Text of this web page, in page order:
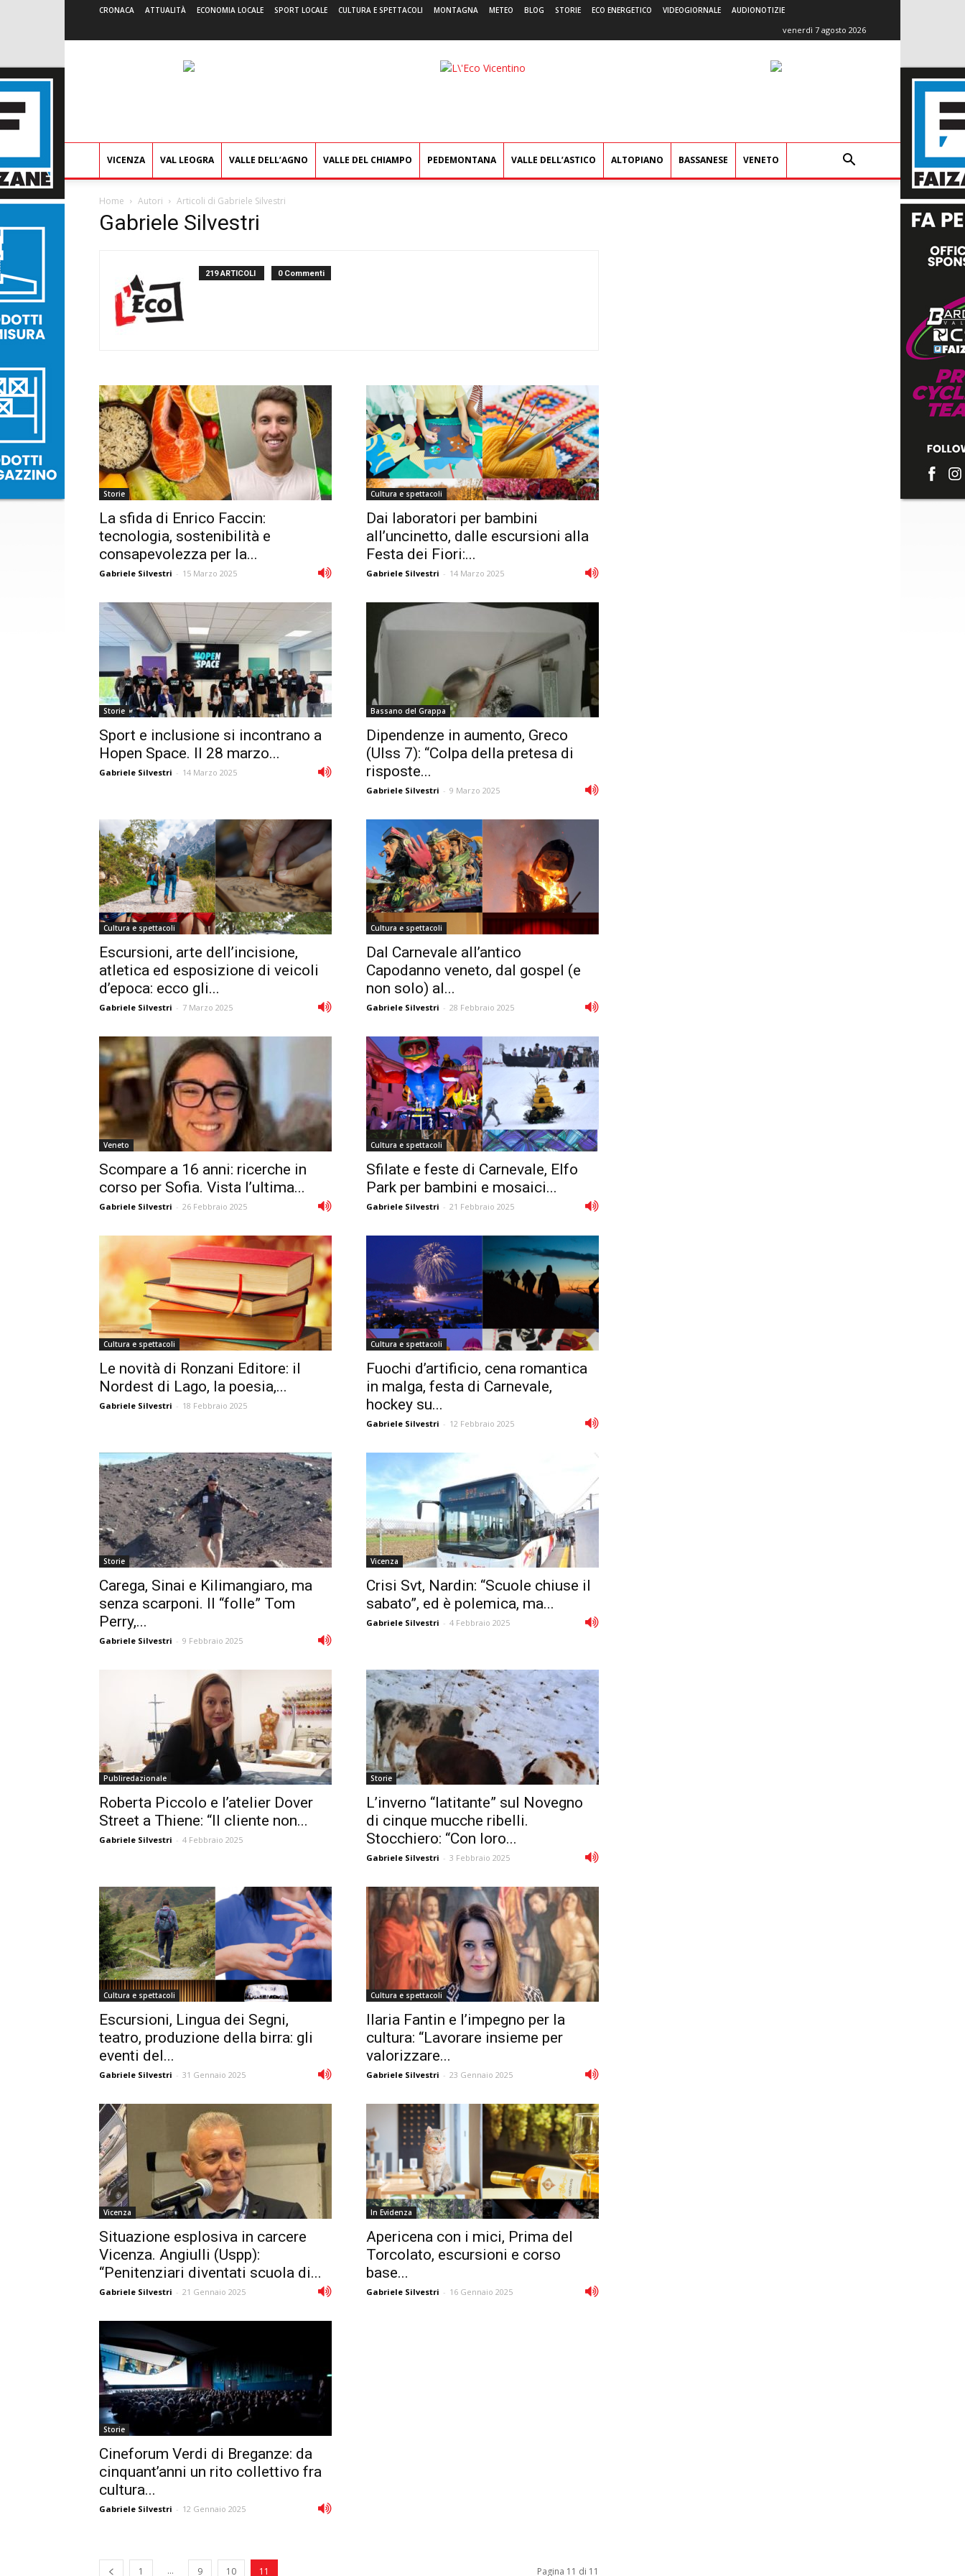
CRONACA ATTUALITÀ ECONOMIA LOCALE SPORT LOCALE CULTURA E SPETTACOLI MONTAGNA METEO BLOG STORIE ECO ENERGETICO VIDEOGIORNALE AUDIONOTIZIE
venerdì 7 agosto 2026
L'Eco
VICENZA VAL LEOGRA VALLE DELL’AGNO VALLE DEL CHIAMPO PEDEMONTANA VALLE DELL’ASTICO ALTOPIANO BASSANESE VENETO
Home Autori Articoli di Gabriele Silvestri
Gabriele Silvestri
219 ARTICOLI 0 Commenti
Storie
La sfida di Enrico Faccin:
tecnologia, sostenibilità e
consapevolezza per la...
Gabriele Silvestri - 15 Marzo 2025
Cultura e spettacoli
Dai laboratori per bambini
all’uncinetto, dalle escursioni alla
Festa dei Fiori:...
Gabriele Silvestri - 14 Marzo 2025
Storie
Sport e inclusione si incontrano a
Hopen Space. Il 28 marzo...
Gabriele Silvestri - 14 Marzo 2025
Bassano del Grappa
Dipendenze in aumento, Greco
(Ulss 7): “Colpa della pretesa di
risposte...
Gabriele Silvestri - 9 Marzo 2025
Cultura e spettacoli
Escursioni, arte dell’incisione,
atletica ed esposizione di veicoli
d’epoca: ecco gli...
Gabriele Silvestri - 7 Marzo 2025
Cultura e spettacoli
Dal Carnevale all’antico
Capodanno veneto, dal gospel (e
non solo) al...
Gabriele Silvestri - 28 Febbraio 2025
Veneto
Scompare a 16 anni: ricerche in
corso per Sofia. Vista l’ultima...
Gabriele Silvestri - 26 Febbraio 2025
Cultura e spettacoli
Sfilate e feste di Carnevale, Elfo
Park per bambini e mosaici...
Gabriele Silvestri - 21 Febbraio 2025
Cultura e spettacoli
Le novità di Ronzani Editore: il
Nordest di Lago, la poesia,...
Gabriele Silvestri - 18 Febbraio 2025
Cultura e spettacoli
Fuochi d’artificio, cena romantica
in malga, festa di Carnevale,
hockey su...
Gabriele Silvestri - 12 Febbraio 2025
Storie
Carega, Sinai e Kilimangiaro, ma
senza scarponi. Il “folle” Tom
Perry,...
Gabriele Silvestri - 9 Febbraio 2025
Vicenza
Crisi Svt, Nardin: “Scuole chiuse il
sabato”, ed è polemica, ma...
Gabriele Silvestri - 4 Febbraio 2025
Publiredazionale
Roberta Piccolo e l’atelier Dover
Street a Thiene: “Il cliente non...
Gabriele Silvestri - 4 Febbraio 2025
Storie
L’inverno “latitante” sul Novegno
di cinque mucche ribelli.
Stocchiero: “Con loro...
Gabriele Silvestri - 3 Febbraio 2025
Cultura e spettacoli
Escursioni, Lingua dei Segni,
teatro, produzione della birra: gli
eventi del...
Gabriele Silvestri - 31 Gennaio 2025
Cultura e spettacoli
Ilaria Fantin e l’impegno per la
cultura: “Lavorare insieme per
valorizzare...
Gabriele Silvestri - 23 Gennaio 2025
Vicenza
Situazione esplosiva in carcere
Vicenza. Angiulli (Uspp):
“Penitenziari diventati scuola di...
Gabriele Silvestri - 21 Gennaio 2025
In Evidenza
Apericena con i mici, Prima del
Torcolato, escursioni e corso
base...
Gabriele Silvestri - 16 Gennaio 2025
Storie
Cineforum Verdi di Breganze: da
cinquant’anni un rito collettivo fra
cultura...
Gabriele Silvestri - 12 Gennaio 2025
1 ... 9 10 11 Pagina 11 di 11